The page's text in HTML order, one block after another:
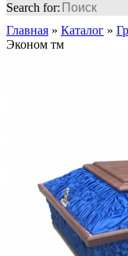
Search for:
Главная » Каталог »
Эконом тм